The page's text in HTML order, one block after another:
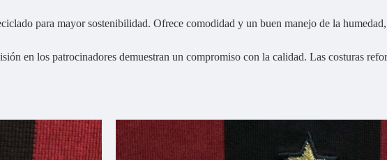
para mayor sostenibilidad. Ofrece comodidad y un buen manejo de la
en los patrocinadores demuestran un compromiso con la calidad. Las costuras